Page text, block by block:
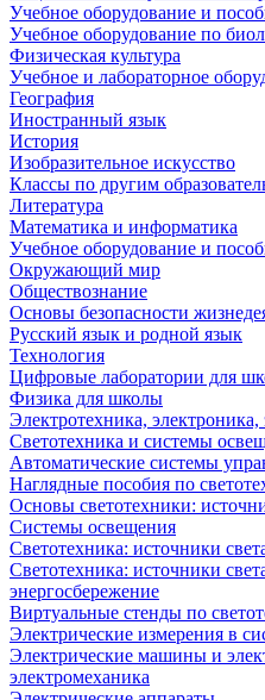
Учебное оборудование и
Учебное оборудование по
Физическая культура
Учебное и лабораторное
География
Иностранный язык
История
Изобразительное искусство
Классы по другим
Литература
Математика и информатика
Учебное оборудование и
Окружающий мир
Обществознание
Основы безопасности
Русский язык и родной язык
Технология
Цифровые лаборатории для
Физика для школы
Электротехника,
Светотехника и системы
Автоматические системы
Наглядные пособия по
Основы светотехники:
Системы освещения
Светотехника: источники
Светотехника: источники
энергосбережение
Виртуальные стенды по
Электрические измерения в
Электрические машины и
электромеханика